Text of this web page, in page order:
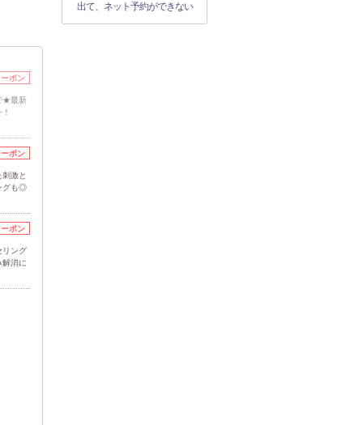
ポン
★最新
ポン
激と
グも◎
ポン
リング
消に
出て、ネット予約ができない